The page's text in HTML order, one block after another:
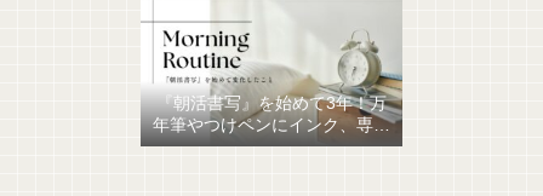
『朝活書写』を始めて3年！万
年筆やつけペンにインク、専用
ノート、毎日が充実していま